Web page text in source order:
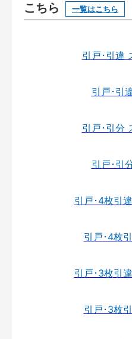
こちら
一覧はこちら
引戸･引違
引戸･引
引戸･引分
引戸･引
引戸･4枚引
引戸･4枚
引戸･3枚引
引戸･3枚